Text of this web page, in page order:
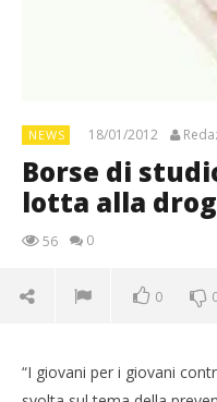
NEWS 18/01/2012
Borse di
lotta alla
56 0
0
“I giovani per i giovani